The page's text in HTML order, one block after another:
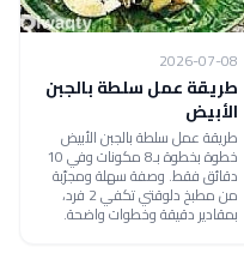
2026-07-08
طريقة عمل سلطة بالجبن
الأبيض
طريقة عمل سلطة بالجبن الأبيض
خطوة بخطوة بـ8 مكونات وفي 10
دقائق فقط. وصفة سهلة ومجرّبة
من مطبخ دلوقتي تكفي 2 فرد،
بمقادير دقيقة وخطوات واضحة.